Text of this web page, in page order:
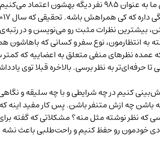
بیشترین نظرات مثبت رو می‌نویسن و در
به انتظارمون، نوع سفر و کسانی که
به نظر برسی. بالاخره قبلاتوی
کنیم در چه شرایطی و با چه سلیقه و
چه ازش متنفر باشن. پس کار مفید اینه
که نظر نوشته مثل منه؟ مشکلاتی که گفته
خودمون رو حفظ کنیم و راحت‌طلبی باعث نشه